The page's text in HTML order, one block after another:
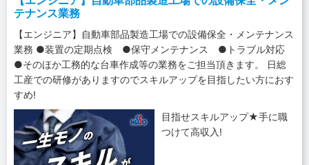
テナンス業務
【エンジニア】自動車部品製造工場での設備保全・メンテナンス
業務 ●装置の定期点検 ●保守メンテナンス ●トラブル対応
●そのほか工務的な台車作成等の業務をご担当頂きます。 日総
工産での研修がありますのでスキルアップを目指したい方におす
すめ!
目指せスキルアップ★手に職
つけて高収入!